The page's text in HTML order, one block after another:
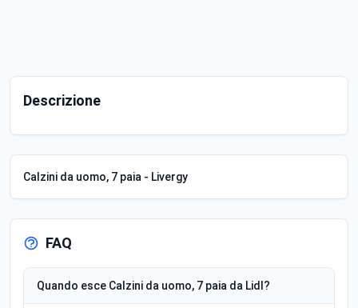
Descrizione
Calzini da uomo, 7 paia - Livergy
FAQ
Quando esce Calzini da uomo, 7 paia da Lidl?